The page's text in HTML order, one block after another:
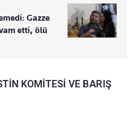
Gazze
etti, ölü
KOMİTESİ VE BARIŞ